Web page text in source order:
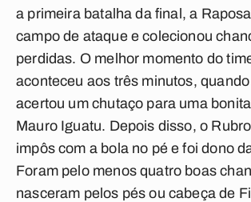
a primeira batalha da final, a
campo de ataque e colecionou
perdidas. O melhor momento do
aconteceu aos três minutos,
acertou um chutaço para uma
Mauro Iguatu. Depois disso, o
impôs com a bola no pé e foi dono
Foram pelo menos quatro boas
nasceram pelos pés ou cabeça de